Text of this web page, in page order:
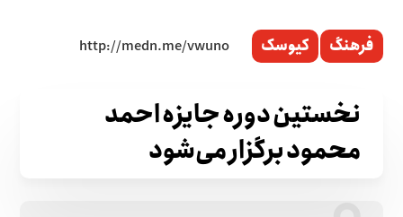
فرهنگ کیوسک
نخستین دوره جایزه احمد
محمود برگزار می‌شود